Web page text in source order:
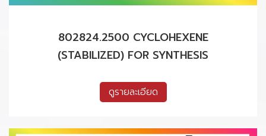
802824.2500 CYCLOHEXENE
(STABILIZED) FOR SYNTHESIS
ดูรายละเอียด